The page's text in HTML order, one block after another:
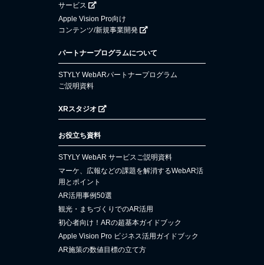
サービス
Apple Vision Pro向け
コンテンツ/新規事業開発
パートナープログラムについて
STYLY WebARパートナープログラム
ご説明資料
XRスタジオ
お役立ち資料
STYLY WebAR サービスご説明資料
マーケ、広報などの課題を解消するWebAR活
用とポイント
AR活用事例50選
観光・まちづくりでのAR活用
初心者向け！ARの超基本ガイドブック
Apple Vision Pro ビジネス活用ガイドブック
AR施策の数値目標の立て方